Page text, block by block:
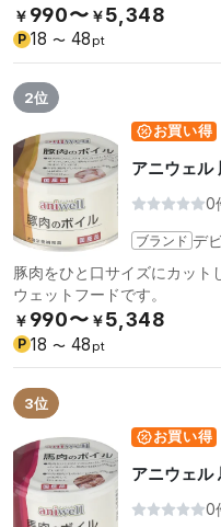
￥ 990〜 ￥5,348
P 18 〜 48 pt
2位
お買い得
アニウェル
0
ブランド デ
豚肉をひと口サイズにカット
ウェットフードです。
￥ 990〜 ￥5,348
P 18 〜 48 pt
3位
お買い得
アニウェル
0